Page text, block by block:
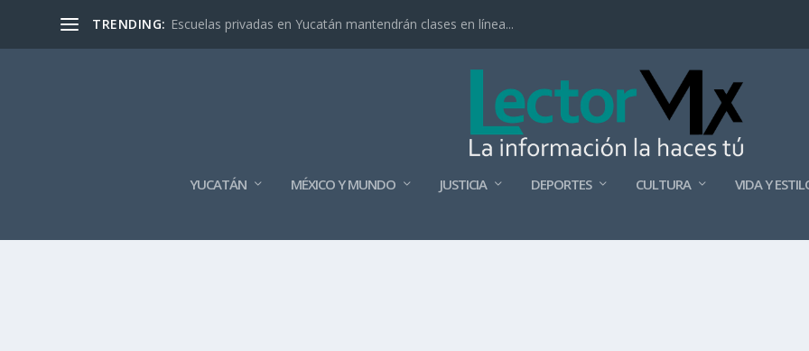
TRENDING: Escuelas privadas en Yucatán mantendrán clases en línea...
YUCATÁN MÉXICO Y MUNDO JUSTICIA DEPORTES CULTURA VIDA Y